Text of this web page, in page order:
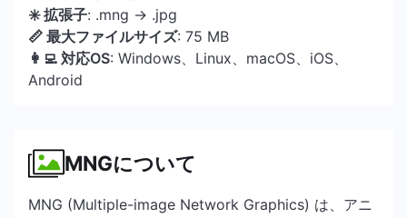
✳️ 拡張子: .mng → .jpg
📏 最大ファイルサイズ: 75 MB
👩‍💻 対応OS: Windows、Linux、macOS、iOS、
Android
MNGについて
MNG (Multiple-image Network Graphics) は、アニ